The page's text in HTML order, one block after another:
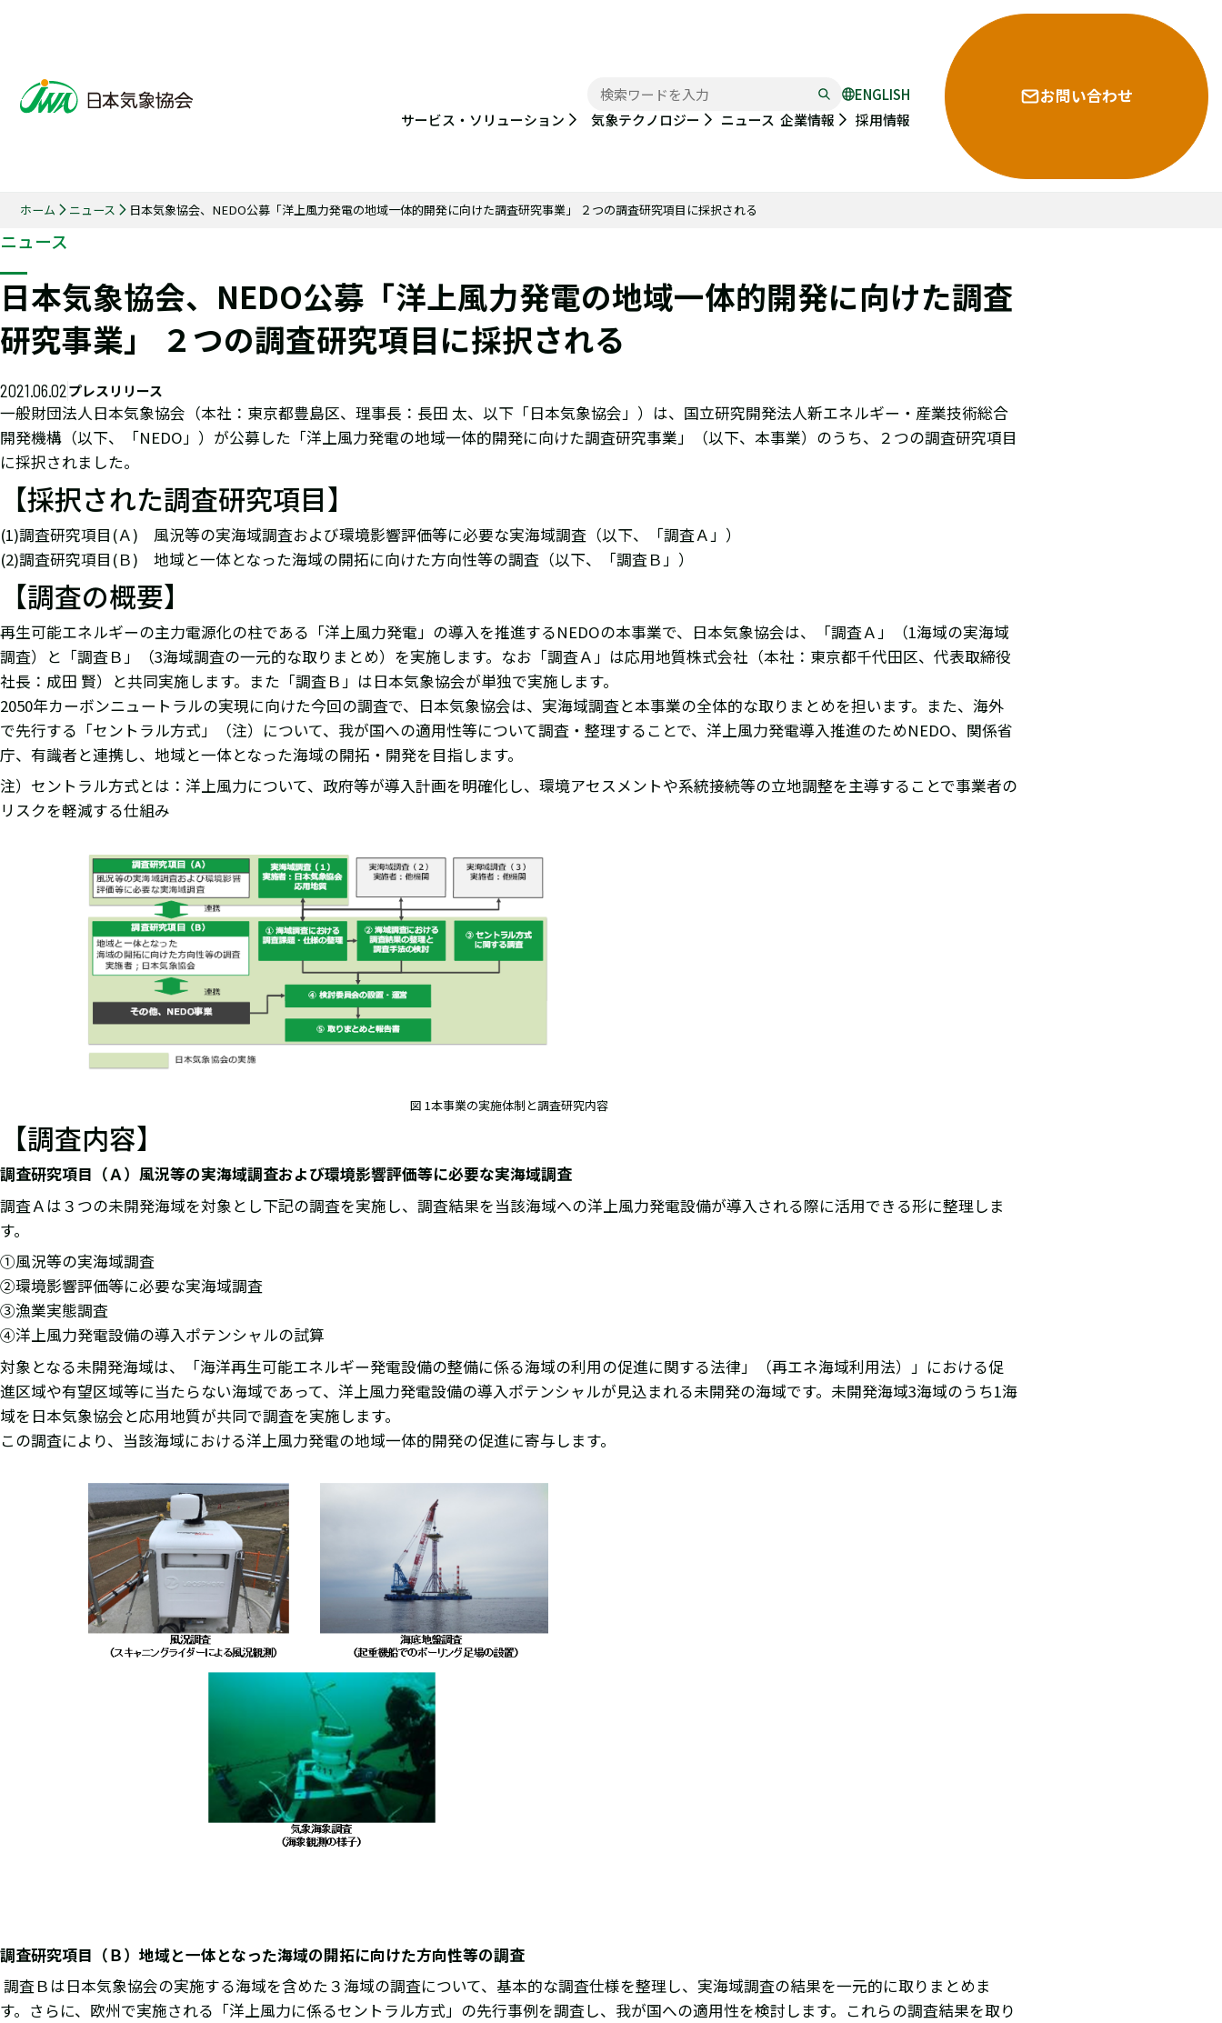
ENGLISH
サービス・ソリューション
気象テクノロジー ニュース 企業情報 採用情報
お問い合わせ
ホーム ニュース 日本気象協会、NEDO公募「洋上風力発電の地域一体的開発に向けた調査研究事業」 ２つの調査研究項目に採択される
ニュース
日本気象協会、NEDO公募「洋上風力発電の地域一体的開発に向けた調査
研究事業」 ２つの調査研究項目に採択される
2021.06.02プレスリリース
一般財団法人日本気象協会（本社：東京都豊島区、理事長：長田 太、以下「日本気象協会」）は、国立研究開発法人新エネルギー・産業技術総合
開発機構（以下、「NEDO」）が公募した「洋上風力発電の地域一体的開発に向けた調査研究事業」（以下、本事業）のうち、２つの調査研究項目
に採択されました。
【採択された調査研究項目】
(1)調査研究項目(Ａ) 風況等の実海域調査および環境影響評価等に必要な実海域調査（以下、「調査Ａ」）
(2)調査研究項目(Ｂ) 地域と一体となった海域の開拓に向けた方向性等の調査（以下、「調査Ｂ」）
【調査の概要】
再生可能エネルギーの主力電源化の柱である「洋上風力発電」の導入を推進するNEDOの本事業で、日本気象協会は、「調査Ａ」（1海域の実海域
調査）と「調査Ｂ」（3海域調査の一元的な取りまとめ）を実施します。なお「調査Ａ」は応用地質株式会社（本社：東京都千代田区、代表取締役
社長：成田 賢）と共同実施します。また「調査Ｂ」は日本気象協会が単独で実施します。
2050年カーボンニュートラルの実現に向けた今回の調査で、日本気象協会は、実海域調査と本事業の全体的な取りまとめを担います。また、海外
で先行する「セントラル方式」（注）について、我が国への適用性等について調査・整理することで、洋上風力発電導入推進のためNEDO、関係省
庁、有識者と連携し、地域と一体となった海域の開拓・開発を目指します。
注）セントラル方式とは：洋上風力について、政府等が導入計画を明確化し、環境アセスメントや系統接続等の立地調整を主導することで事業者の
リスクを軽減する仕組み
図 1本事業の実施体制と調査研究内容
【調査内容】
調査研究項目（Ａ）風況等の実海域調査および環境影響評価等に必要な実海域調査
調査Ａは３つの未開発海域を対象とし下記の調査を実施し、調査結果を当該海域への洋上風力発電設備が導入される際に活用できる形に整理しま
す。
①風況等の実海域調査
②環境影響評価等に必要な実海域調査
③漁業実態調査
④洋上風力発電設備の導入ポテンシャルの試算
対象となる未開発海域は、「海洋再生可能エネルギー発電設備の整備に係る海域の利用の促進に関する法律」（再エネ海域利用法）」における促
進区域や有望区域等に当たらない海域であって、洋上風力発電設備の導入ポテンシャルが見込まれる未開発の海域です。未開発海域3海域のうち1海
域を日本気象協会と応用地質が共同で調査を実施します。
この調査により、当該海域における洋上風力発電の地域一体的開発の促進に寄与します。
調査研究項目（Ｂ）地域と一体となった海域の開拓に向けた方向性等の調査
調査Ｂは日本気象協会の実施する海域を含めた３海域の調査について、基本的な調査仕様を整理し、実海域調査の結果を一元的に取りまとめま
す。さらに、欧州で実施される「洋上風力に係るセントラル方式」の先行事例を調査し、我が国への適用性を検討します。これらの調査結果を取り